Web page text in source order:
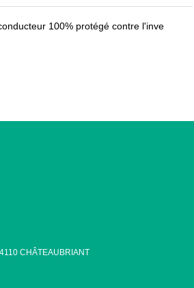
100% protégé contre l'inve
CHÂTEAUBRIANT